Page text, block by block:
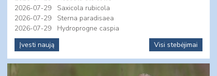
2026-07-29
Saxicola rubicola
2026-07-29
Sterna paradisaea
2026-07-29
Hydroprogne caspia
Įvesti naują
Visi stebėjimai